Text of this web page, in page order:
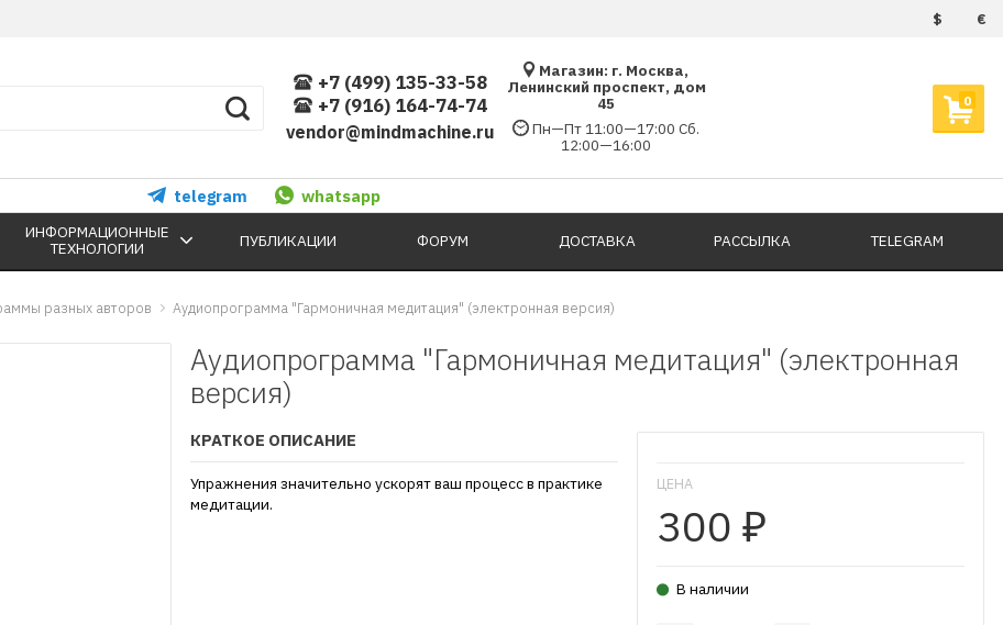
$ €
+7 (499) 135-33-58
+7 (916) 164-74-74
vendor@mindmachine.ru
Магазин: г. Москва,
Ленинский проспект, дом
45
Пн—Пт 11:00—17:00 Сб.
12:00—16:00
0
telegram whatsapp
ИНФОРМАЦИОННЫЕ
ТЕХНОЛОГИИ
ПУБЛИКАЦИИ ФОРУМ ДОСТАВКА РАССЫЛКА TELEGRAM
разных авторов Аудиопрограмма "Гармоничная медитация" (электронная версия)
Аудиопрограмма "Гармоничная медитация" (электронная
версия)
ЦЕНА
300 ₽
В наличии
КРАТКОЕ ОПИСАНИЕ
Упражнения значительно ускорят ваш процесс в практике
медитации.